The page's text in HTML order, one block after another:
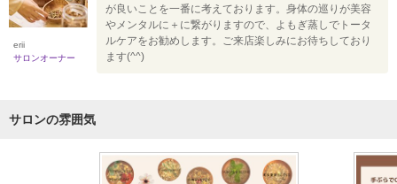
erii
サロンオーナー
が良いことを一番に考えております。身体の巡りが美容
やメンタルに＋に繋がりますので、よもぎ蒸しでトータ
ルケアをお勧めします。ご来店楽しみにお待ちしており
ます(^^)
サロンの雰囲気